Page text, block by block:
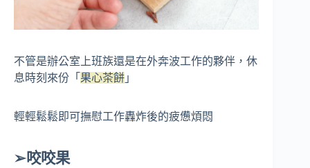
不管是辦公室上班族還是在外奔波工作的夥伴，休
息時刻來份「 果心茶餅 」
輕輕鬆鬆即可撫慰工作轟炸後的疲憊煩悶
➢咬咬果